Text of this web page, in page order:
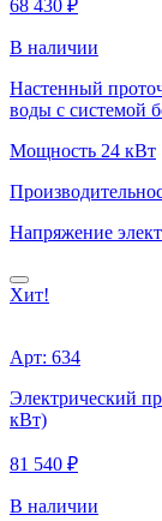
68 430 ₽
В наличии
Настенный
воды с системой
Мощность 24 кВт
Напряжение
Хит!
Арт: 634
Электрический
кВт)
81 540 ₽
В наличии